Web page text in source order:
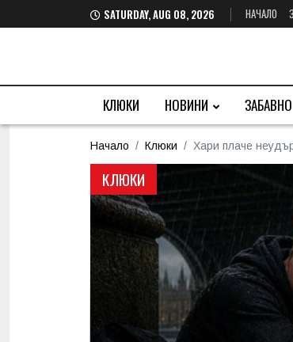
SATURDAY, AUG 08, 2026 НАЧАЛО
КЛЮКИ НОВИНИ ЗАБАВНО
Начало Клюки Хари плаче
КЛЮКИ